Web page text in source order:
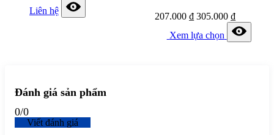
Liên hệ
207.000₫ 305.000₫
Xem lựa chọn
Đánh giá sản phẩm
0/0
Viết đánh giá